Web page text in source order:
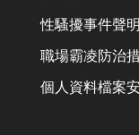
性騷擾事件聲
職場霸凌防治
個人資料檔案